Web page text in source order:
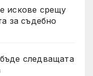
искове срещу
за съдебно
следващата